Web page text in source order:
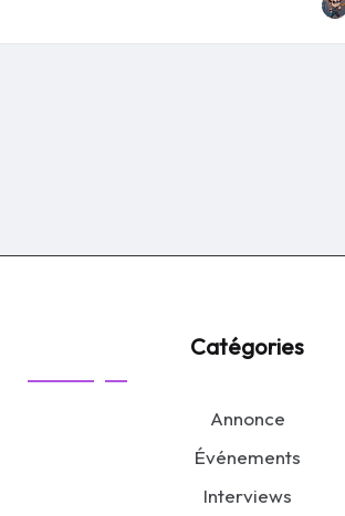
Catégories
Annonce
Événements
Interviews